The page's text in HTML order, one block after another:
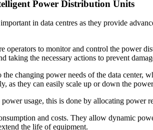
Power Distribution Units
in data centres as they provide
operators to monitor and control the power
taking the necessary actions to prevent
changing power needs of the data center,
they can easily scale up or down the
usage, this is done by allocating power
and costs. They allow dynamic
the life of equipment.